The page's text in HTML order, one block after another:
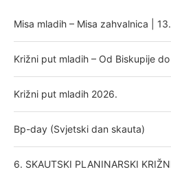
Misa mladih – Misa zahvalnica |
Križni put mladih – Od Biskupije do
Križni put mladih 2026.
Bp-day (Svjetski dan skauta)
6. SKAUTSKI PLANINARSKI